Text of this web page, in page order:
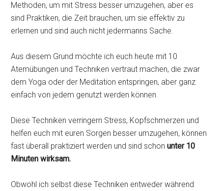
Methoden, um mit Stress besser umzugehen, aber es
sind Praktiken, die Zeit brauchen, um sie effektiv zu
erlernen und sind auch nicht jedermanns Sache.
Aus diesem Grund möchte ich euch heute mit 10
Atemübungen und Techniken vertraut machen, die zwar
dem Yoga oder der Meditation entspringen, aber ganz
einfach von jedem genutzt werden können.
Diese Techniken verringern Stress, Kopfschmerzen und
helfen euch mit euren Sorgen besser umzugehen, können
fast überall praktiziert werden und sind schonunter 10
Minuten wirksam.
Obwohl ich selbst diese Techniken entweder während